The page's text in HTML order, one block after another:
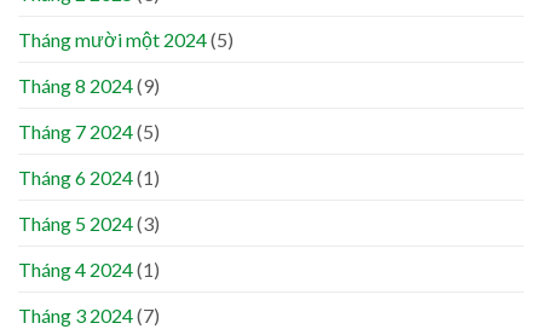
Tháng mười một 2024(5)
Tháng 8 2024(9)
Tháng 7 2024(5)
Tháng 6 2024(1)
Tháng 5 2024(3)
Tháng 4 2024(1)
Tháng 3 2024(7)